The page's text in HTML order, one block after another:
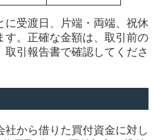
に受渡日、片端・両端、祝休
す。正確な金額は、取引前の
引報告書で確認してくださ
から借りた買付資金に対し